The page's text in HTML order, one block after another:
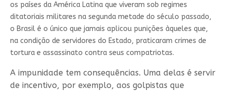
os países da América Latina que viveram sob regimes
ditatoriais militares na segunda metade do século passado,
o Brasil é o único que jamais aplicou punições àqueles que,
na condição de servidores do Estado, praticaram crimes de
tortura e assassinato contra seus compatriotas.
A impunidade tem consequências. Uma delas é servir
de incentivo, por exemplo, aos golpistas que